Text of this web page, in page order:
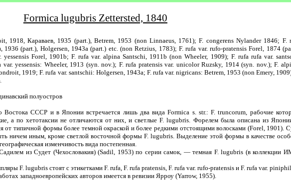
Formica lugubris Zettersted, 1840
1918, Караваев, 1935 (part.), Betrem, 1953 (non Linnaeus, 1761); F. congerens Nylander 1846; F.
1936 (part.), Holgersen, 1943a (part.) etc. (non Retzius, 1783); F. rufa var. rufo-pratensis Forel, 1874
Forel, 1901b; F. rufa var. alpina Santschi, 1911b (non Wheeler, 1909); F. rufa rufa var.
yessensis: Wheeler, 1913 (syn. nov.); F. rufa pratensis var. unicolor Ruzsky, 1914 (syn. nov.); F.
1919; F. rufa var. santschii: Holgersen, 1943a; F. rufa var. nigricans: Betrem, 1953 (non Emery,
полуостров
Востока СССР и в Японии встречается лишь два вида Formica s. str.: F. truncorum, рабочие
а по хетотаксии не отличаются от них, и светлые F. lugubris. Форелем была описана из
от типичной формы более темной окраской и более редкими отстоящими волосками (Forel, 1901).
ничем иным, кроме светлой восточной формы F. lugubris. Выделение этой формы в качестве
изменчивость вида постепенная.
из Судет (Чехословакия) (Sadil, 1953) по серии самок, — темная F. lugubris (в коллекции
F. lugubris стоят с этикетками F. rufa, F. rufa pratensis, F. rufa var. rufo-pratensis и F. rufa var.
западноевропейских авторов имеется в ревизии Ярроу (Yarrow, 1955).